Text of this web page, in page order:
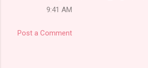
9:41 AM
Post a Comment